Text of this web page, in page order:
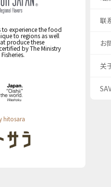
to experience the food
to regions as well
produce these
by The Ministry
hitosara
联
お
关